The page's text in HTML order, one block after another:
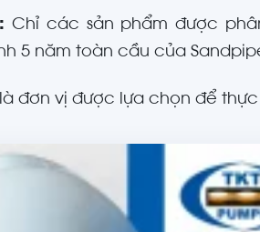
Chỉ các sản phẩm được
5 năm toàn cầu của
là đơn vị được lựa chọn để thực